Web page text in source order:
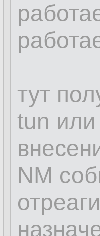
тут
tun или
NM